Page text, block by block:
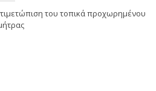
του τοπικά προχωρημένου